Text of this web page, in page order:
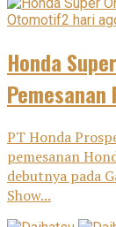
Otomotif2 hari
Honda
Pemesanan
PT Honda
pemesanan
debutnya pada
Show...